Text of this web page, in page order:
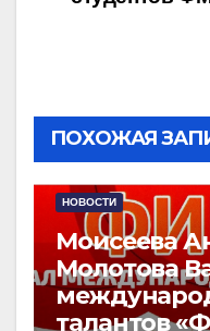
ПОХОЖАЯ
НОВОСТИ
Моисеева
Молотова
талантов